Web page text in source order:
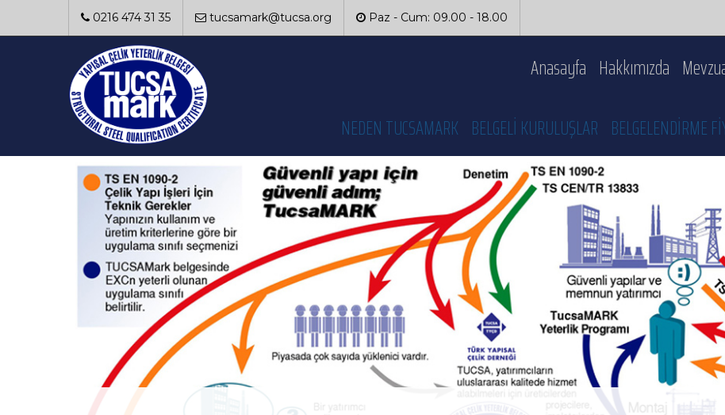
0216 474 31 35 tucsamark@tucsa.org Paz - Cum: 09.00 - 18.00
Anasayfa Hakkımızda
NEDEN TUCSAMARK BELGELİ KURULUŞLAR BELGELENDİRME